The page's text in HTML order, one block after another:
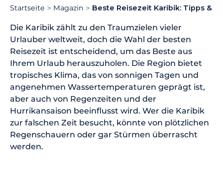
Startseite Magazin Beste Reisezeit Karibik: Tipps &
Die Karibik zählt zu den Traumzielen vieler
Urlauber weltweit, doch die Wahl der besten
Reisezeit ist entscheidend, um das Beste aus
Ihrem Urlaub herauszuholen. Die Region bietet
tropisches Klima, das von sonnigen Tagen und
angenehmen Wassertemperaturen geprägt ist,
aber auch von Regenzeiten und der
Hurrikansaison beeinflusst wird. Wer die Karibik
zur falschen Zeit besucht, könnte von plötzlichen
Regenschauern oder gar Stürmen überrascht
werden.